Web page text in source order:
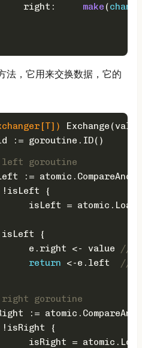
		right:
make (chan
法，它用来交换数据，它的
:= goroutine.ID()
goroutine
:=
!isLeft {
isLeft =
isLeft {
		e.right <- value
//
return <-e.left
//
goroutine
:=
!isRight {
isRight =